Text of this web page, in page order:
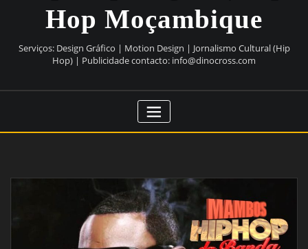
Hop Moçambique
Serviços: Design Gráfico | Motion Design | Jornalismo Cultural (Hip
Hop) | Publicidade contacto: info@dinocross.com